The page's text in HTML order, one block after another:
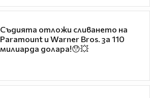
Съдията отложи сливането на
Paramount и Warner Bros. за 110
милиарда долара!😯💥